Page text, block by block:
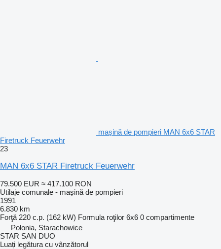
mașină de pompieri MAN 6x6 STAR
Firetruck Feuerwehr
23
MAN 6x6 STAR Firetruck Feuerwehr
79.500 EUR ≈ 417.100 RON
Utilaje comunale - mașină de pompieri
1991
6.830 km
Forţă 220 c.p. (162 kW) Formula roţilor 6x6 0 compartimente
Polonia, Starachowice
STAR SAN DUO
Luați legătura cu vânzătorul